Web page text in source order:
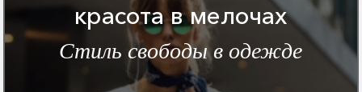
красота в мелочах
Стиль свободы в одежде